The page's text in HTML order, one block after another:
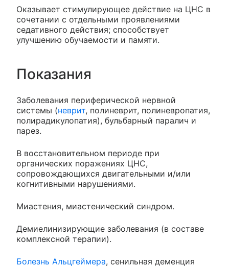
Оказывает стимулирующее действие на ЦНС в
сочетании с отдельными проявлениями
седативного действия; способствует
улучшению обучаемости и памяти.
Показания
Заболевания периферической нервной
системы (неврит, полиневрит, полиневропатия,
полирадикулопатия), бульбарный паралич и
парез.
В восстановительном периоде при
органических поражениях ЦНС,
сопровождающихся двигательными и/или
когнитивными нарушениями.
Миастения, миастенический синдром.
Демиелинизирующие заболевания (в составе
комплексной терапии).
Болезнь Альцгеймера, сенильная деменция